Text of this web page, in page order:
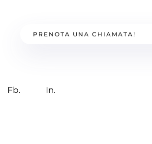
PRENOTA UNA CHIAMATA!
Fb. In.